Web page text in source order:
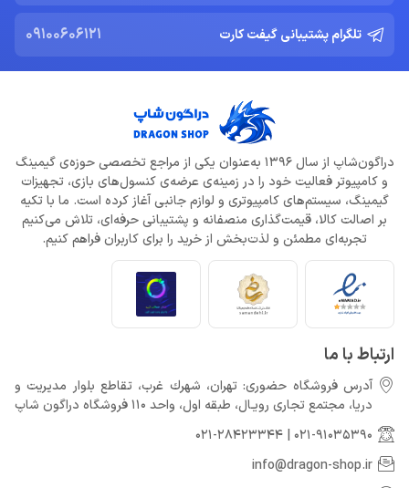
تلگرام پشتیبانی گیفت کارت 09100606121
دراگون‌شاپ از سال 1396 به‌عنوان یکی از مراجع تخصصی حوزه‌ی گیمینگ
و کامپیوتر فعالیت خود را در زمینه‌ی عرضه‌ی کنسول‌های بازی، تجهیزات
گیمینگ، سیستم‌های کامپیوتری و لوازم جانبی آغاز کرده است. ما با تکیه
بر اصالت کالا، قیمت‌گذاری منصفانه و پشتیبانی حرفه‌ای، تلاش می‌کنیم
تجربه‌ای مطمئن و لذت‌بخش از خرید را برای کاربران فراهم کنیم.
ارتباط با ما
آدرس فروشگاه حضوری: تهران، شهرك غرب، تقاطع بلوار مدیریت و
دريا، مجتمع تجارى رويـال، طبقه اول، واحد 110 فروشگاه دراگون شاپ
021-91035390
021-28423344
info@dragon-shop.ir